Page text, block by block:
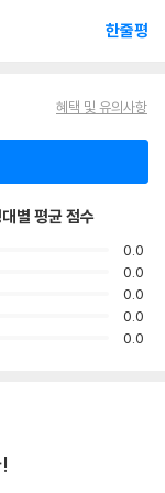
한줄평
혜택 및 유의사항
별 평균 점수
0.0
0.0
0.0
0.0
0.0